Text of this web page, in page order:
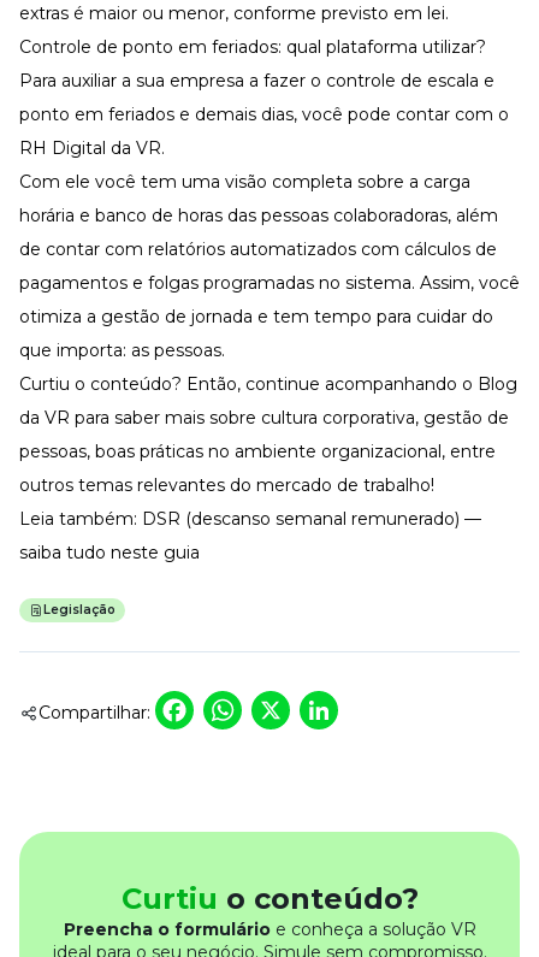
extras é maior ou menor, conforme previsto em lei.
Controle de ponto em feriados: qual plataforma utilizar?
Para auxiliar a sua empresa a fazer o controle de escala e
ponto em feriados e demais dias, você pode contar com o
RH Digital da VR.
Com ele você tem uma visão completa sobre a carga
horária e banco de horas das pessoas colaboradoras, além
de contar com relatórios automatizados com cálculos de
pagamentos e folgas programadas no sistema. Assim, você
otimiza a gestão de jornada e tem tempo para cuidar do
que importa: as pessoas.
Curtiu o conteúdo? Então, continue acompanhando o Blog
da VR para saber mais sobre cultura corporativa, gestão de
pessoas, boas práticas no ambiente organizacional, entre
outros temas relevantes do mercado de trabalho!
Leia também: DSR (descanso semanal remunerado) —
saiba tudo neste guia
Legislação
Compartilhar: Facebook
WhatsApp
X
Curtiu o conteúdo?
Preencha o formulárioe conheça a solução VR
ideal para o seu negócio. Simule sem compromisso.